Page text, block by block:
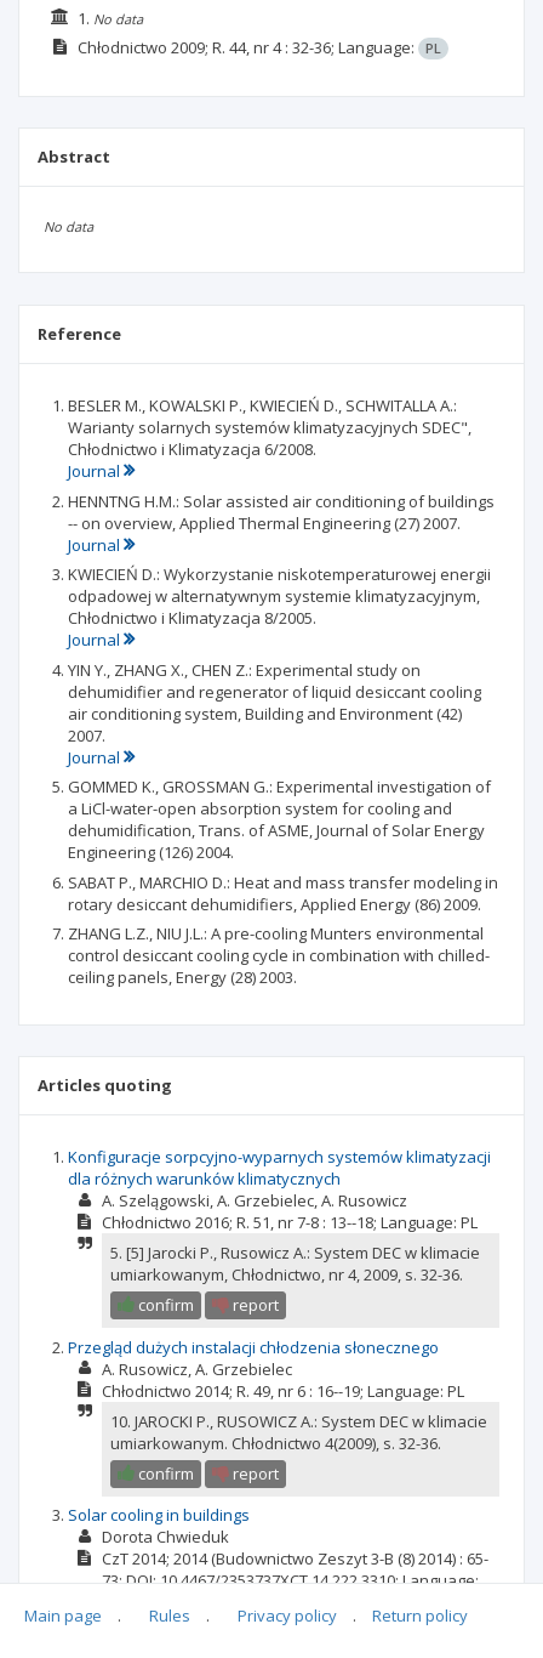
1. No data
Chłodnictwo 2009; R. 44, nr 4 : 32-36; Language: PL
Abstract
No data
Reference
BESLER M., KOWALSKI P., KWIECIEŃ D., SCHWITALLA A.:
Warianty solarnych systemów klimatyzacyjnych SDEC",
Chłodnictwo i Klimatyzacja 6/2008.
Journal
HENNTNG H.M.: Solar assisted air conditioning of buildings
-- on overview, Applied Thermal Engineering (27) 2007.
Journal
KWIECIEŃ D.: Wykorzystanie niskotemperaturowej energii
odpadowej w alternatywnym systemie klimatyzacyjnym,
Chłodnictwo i Klimatyzacja 8/2005.
Journal
YIN Y., ZHANG X., CHEN Z.: Experimental study on
dehumidifier and regenerator of liquid desiccant cooling
air conditioning system, Building and Environment (42)
2007.
Journal
GOMMED K., GROSSMAN G.: Experimental investigation of
a LiCl-water-open absorption system for cooling and
dehumidification, Trans. of ASME, Journal of Solar Energy
Engineering (126) 2004.
SABAT P., MARCHIO D.: Heat and mass transfer modeling in
rotary desiccant dehumidifiers, Applied Energy (86) 2009.
ZHANG L.Z., NIU J.L.: A pre-cooling Munters environmental
control desiccant cooling cycle in combination with chilled-
ceiling panels, Energy (28) 2003.
Articles quoting
Konfiguracje sorpcyjno-wyparnych systemów klimatyzacji
dla różnych warunków klimatycznych
A. Szelągowski A. Grzebielec A. Rusowicz
Chłodnictwo 2016; R. 51, nr 7-8 : 13--18; Language: PL
5. [5] Jarocki P., Rusowicz A.: System DEC w klimacie
umiarkowanym, Chłodnictwo, nr 4, 2009, s. 32-36.
confirm
report
Przegląd dużych instalacji chłodzenia słonecznego
A. Rusowicz A. Grzebielec
Chłodnictwo 2014; R. 49, nr 6 : 16--19; Language: PL
10. JAROCKI P., RUSOWICZ A.: System DEC w klimacie
umiarkowanym. Chłodnictwo 4(2009), s. 32-36.
confirm
report
Solar cooling in buildings
Dorota Chwieduk
CzT2014; 2014(Budownictwo Zeszyt 3-B (8) 2014) : 65-
73;DOI: 10.4467/2353737XCT.14.222.3310;Language:
9. Jarocki P., Rusowicz A., System DEC w klimacie
Main page . Rules . Privacy policy . Return policy